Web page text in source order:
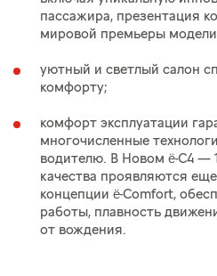
пассажира, презентация
мировой премьеры
уютный и светлый салон
комфорту;
комфорт эксплуатации
многочисленные
водителю. В Новом ë-C4 —
качества проявляются
концепции ë-Comfort,
работы, плавность
от вождения.